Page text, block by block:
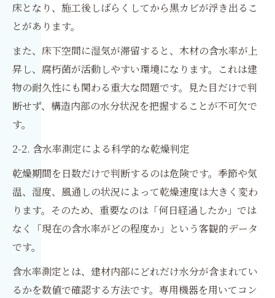
床となり、施工後しばらくしてから黒カビが浮き出るこ
とがあります。
また、床下空間に湿気が滞留すると、木材の含水率が上
昇し、腐朽菌が活動しやすい環境になります。これは建
物の耐久性にも関わる重大な問題です。見た目だけで判
断せず、構造内部の水分状況を把握することが不可欠で
す。
2-2. 含水率測定による科学的な乾燥判定
乾燥期間を日数だけで判断するのは危険です。季節や気
温、湿度、風通しの状況によって乾燥速度は大きく変わ
ります。そのため、重要なのは「何日経過したか」では
なく「現在の含水率がどの程度か」という客観的データ
です。
含水率測定とは、建材内部にどれだけ水分が含まれてい
るかを数値で確認する方法です。専用機器を用いてコン